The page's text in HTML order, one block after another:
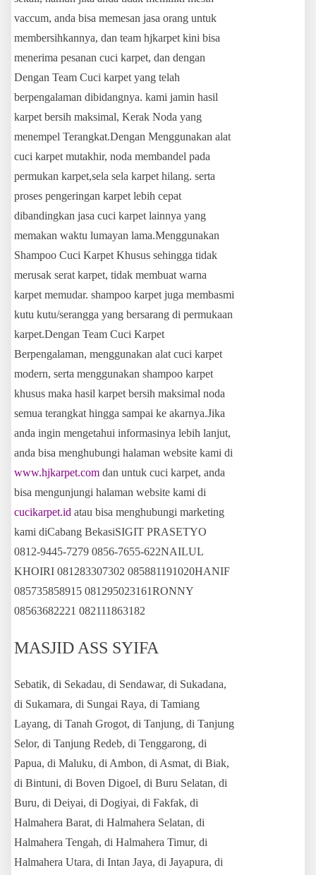
vaccum, anda bisa memesan jasa orang untuk
membersihkannya, dan team hjkarpet kini bisa
menerima pesanan cuci karpet, dan dengan
Dengan Team Cuci karpet yang telah
berpengalaman dibidangnya. kami jamin hasil
karpet bersih maksimal, Kerak Noda yang
menempel Terangkat.Dengan Menggunakan alat
cuci karpet mutakhir, noda membandel pada
permukan karpet,sela sela karpet hilang. serta
proses pengeringan karpet lebih cepat
dibandingkan jasa cuci karpet lainnya yang
memakan waktu lumayan lama.Menggunakan
Shampoo Cuci Karpet Khusus sehingga tidak
merusak serat karpet, tidak membuat warna
karpet memudar. shampoo karpet juga membasmi
kutu kutu/serangga yang bersarang di permukaan
karpet.Dengan Team Cuci Karpet
Berpengalaman, menggunakan alat cuci karpet
modern, serta menggunakan shampoo karpet
khusus maka hasil karpet bersih maksimal noda
semua terangkat hingga sampai ke akarnya.Jika
anda ingin mengetahui informasinya lebih lanjut,
anda bisa menghubungi halaman website kami di
www.hjkarpet.com dan untuk cuci karpet, anda
bisa mengunjungi halaman website kami di
cucikarpet.id atau bisa menghubungi marketing
kami diCabang BekasiSIGIT PRASETYO
0812-9445-7279 0856-7655-622NAILUL
KHOIRI 081283307302 085881191020HANIF
085735858915 081295023161RONNY
08563682221 082111863182
MASJID ASS SYIFA
Sebatik, di Sekadau, di Sendawar, di Sukadana,
di Sukamara, di Sungai Raya, di Tamiang
Layang, di Tanah Grogot, di Tanjung, di Tanjung
Selor, di Tanjung Redeb, di Tenggarong, di
Papua, di Maluku, di Ambon, di Asmat, di Biak,
di Bintuni, di Boven Digoel, di Buru Selatan, di
Buru, di Deiyai, di Dogiyai, di Fakfak, di
Halmahera Barat, di Halmahera Selatan, di
Halmahera Tengah, di Halmahera Timur, di
Halmahera Utara, di Intan Jaya, di Jayapura, di